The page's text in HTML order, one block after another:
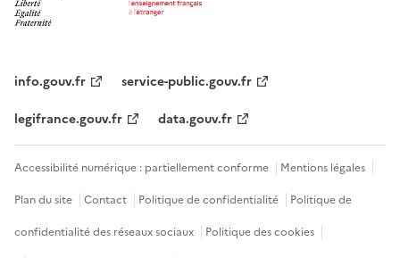
info.gouv.fr
service-public.gouv.fr
legifrance.gouv.fr
data.gouv.fr
Accessibilité numérique : partiellement conforme
Mentions légales
Plan du site
Contact Politique de confidentialité
Politique de
confidentialité des réseaux sociaux
Politique des cookies